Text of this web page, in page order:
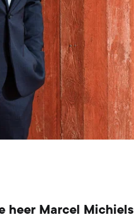
heer Marcel Michiels